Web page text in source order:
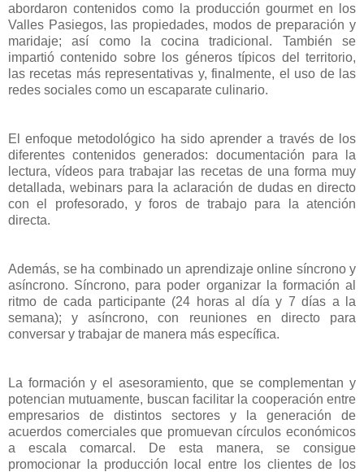
abordaron contenidos como la producción gourmet en los
Valles Pasiegos, las propiedades, modos de preparación y
maridaje; así como la cocina tradicional. También se
impartió contenido sobre los géneros típicos del territorio,
las recetas más representativas y, finalmente, el uso de las
redes sociales como un escaparate culinario.
El enfoque metodológico ha sido aprender a través de los
diferentes contenidos generados: documentación para la
lectura, vídeos para trabajar las recetas de una forma muy
detallada, webinars para la aclaración de dudas en directo
con el profesorado, y foros de trabajo para la atención
directa.
Además, se ha combinado un aprendizaje online síncrono y
asíncrono. Síncrono, para poder organizar la formación al
ritmo de cada participante (24 horas al día y 7 días a la
semana); y asíncrono, con reuniones en directo para
conversar y trabajar de manera más específica.
La formación y el asesoramiento, que se complementan y
potencian mutuamente, buscan facilitar la cooperación entre
empresarios de distintos sectores y la generación de
acuerdos comerciales que promuevan círculos económicos
a escala comarcal. De esta manera, se consigue
promocionar la producción local entre los clientes de los